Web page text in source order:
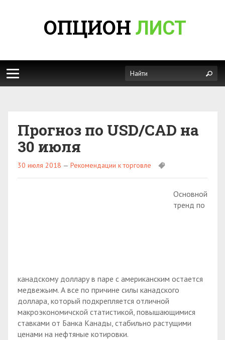
ОПЦИОН ЛИСТ
Прогноз по USD/CAD на
30 июля
30 июля 2018 — Рекомендации к торговле
Основной
тренд по
канадскому доллару в паре с американским остается
медвежьим. А все по причине силы канадского
доллара, который подкрепляется отличной
макроэкономичской статистикой, повышающимися
ставками от Банка Канады, стабильно растущими
ценами на нефтяные котировки.